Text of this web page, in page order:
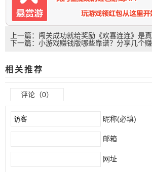
上一篇：闯关成功就给奖励《欢喜连连》是
能赚钱么？
下一篇：小游戏赚钱版哪些靠谱？分享几个
相关推荐
评论（0）
昵称(必填)
邮箱
网址